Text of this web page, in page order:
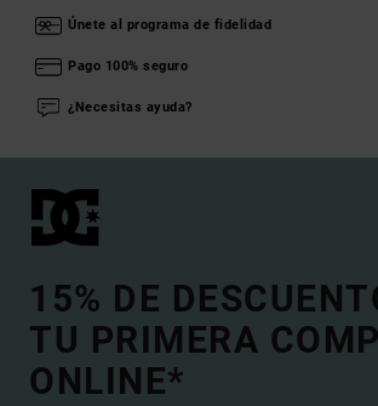
Únete al programa de fidelidad
Pago 100% seguro
¿Necesitas ayuda?
15% DE
TU PRIMERA
ONLINE*